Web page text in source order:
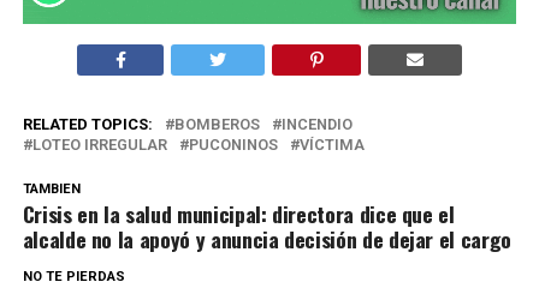
RELATED TOPICS: BOMBEROS
INCENDIO
LOTEO IRREGULAR
PUCONINOS VÍCTIMA
TAMBIEN
Crisis en la salud municipal: directora dice que el
alcalde no la apoyó y anuncia decisión de dejar el cargo
NO TE PIERDAS